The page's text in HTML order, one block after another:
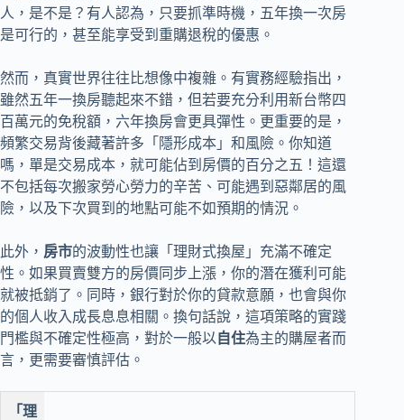
人，是不是？有人認為，只要抓準時機，五年換一次房
是可行的，甚至能享受到重購退稅的優惠。
然而，真實世界往往比想像中複雜。有實務經驗指出，
雖然五年一換房聽起來不錯，但若要充分利用新台幣四
百萬元的免稅額，六年換房會更具彈性。更重要的是，
頻繁交易背後藏著許多「隱形成本」和風險。你知道
嗎，單是交易成本，就可能佔到房價的百分之五！這還
不包括每次搬家勞心勞力的辛苦、可能遇到惡鄰居的風
險，以及下次買到的地點可能不如預期的情況。
此外， 房市的波動性也讓「理財式換屋」充滿不確定
性。如果買賣雙方的房價同步上漲，你的潛在獲利可能
就被抵銷了。同時，銀行對於你的貸款意願，也會與你
的個人收入成長息息相關。換句話說，這項策略的實踐
門檻與不確定性極高，對於一般以 自住為主的購屋者而
言，更需要審慎評估。
「理